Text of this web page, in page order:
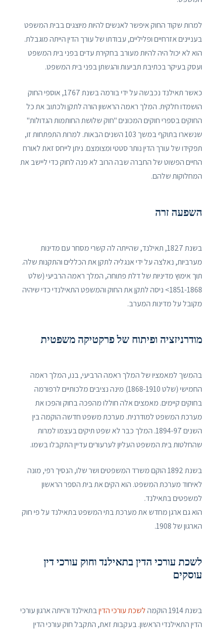
למרות שקוד החוק איפשר לאנשים להיות מיוצגים בבית המשפט
בעניינים אזרחיים ופליליים, עבודתו של עורך הדין הייתה מוגבלת.
הוא לא יכול היה להיות מעורב בחקירת עדים בפני בית המשפט
ועסק בעיקר בכתיבת תביעות והגשתן בפני בית המשפט.
כאשר תאילנד נכבשה על ידי בורמה בשנת 1767, אוספי החוק
הושמדו חלקית. המלך ראמה הראשון הורה לתקן ולכתוב את כל
החוקים בספרי חוקים המכונים "חוק שלושת החותמות הגדולות"
שנשארו בתוקף במשך 103 השנים הבאות. למרות התפתחות זו,
תפקידו של עורך הדין נותר סטטי ומצומצם. ניתן לייחס זאת לאורח
החיים הפשוט של החברה שבה הרוב לא פנה לחוק כדי ליישב את
המחלוקות שלהם.
השפעה זרה
בשנת 1827, תאילנד, שהייתה לה קשרי מסחר עם מדינות
מערביות, נאלצה על ידי אנגליה לתקן את הכללים והתקנות שלה.
תוך אימוץ מדיניות של דלת פתוחה, המלך ראמה הרביעי (שלט
1851-1868> ניסה לתקן את החוק והמשפט התאילנדי כדי שיהיה
מקובל על מדינות המערב.
מודרניזציה ופיתוח של פרקטיקה משפטית
בהמשך למאמציו של המלך ראמה הרביעי, בנו, המלך ראמה
החמישי (שלט 1868-1910) מינה נציבים מלכותיים לרפורמה
בחוקים קיימים. מאמצים אלה חוללו מהפכה בחוק והפכו את
מערכת המשפט למודרנית. מערכת משפט חדשה הוקמה בין
השנים 1894-97. המלך כבר לא שפט תיקים בעצמו למרות
שהחלטות בית המשפט העליון לערעורים עדיין התקבלו בשמו.
בשנת 1892 הוקם משרד המשפטים ושר שלו, הנסיך רפי, מונה
לאיחוד מערכת המשפט. הוא הקים את בית הספר הראשון
למשפטים בתאילנד.
הוא גם ארגן מחדש את מערכת בתי המשפט בתאילנד על פי חוק
הארגון של 1908.
לשכת עורכי הדין בתאילנד וחוק עורכי דין
עוסקים
בשנת 1914 הוקמה לשכת עורכי הדיןבתאילנד והייתה ארגון עורכי
הדין התאילנדי הראשון. בעקבות זאת, התקבל חוק עורכי הדין